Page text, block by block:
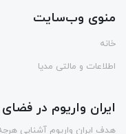
منوی وب‌سایت
خانه
اطلاعات و مالتی مدیا
ایران واریوم در
هدف ایران واریوم آشنایی